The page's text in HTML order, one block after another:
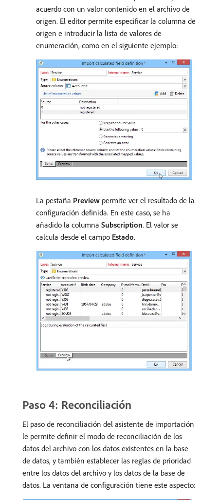
acuerdo con un valor contenido en el archivo de
origen. El editor permite especificar la columna de
origen e introducir la lista de valores de
enumeración, como en el siguiente ejemplo:
La pestaña Preview permite ver el resultado de la
configuración definida. En este caso, se ha
añadido la columna Subscription. El valor se
calcula desde el campo Estado.
Paso 4: Reconciliación
El paso de reconciliación del asistente de importación
le permite definir el modo de reconciliación de los
datos del archivo con los datos existentes en la base
de datos, y también establecer las reglas de prioridad
entre los datos del archivo y los datos de la base de
datos. La ventana de configuración tiene este aspecto: